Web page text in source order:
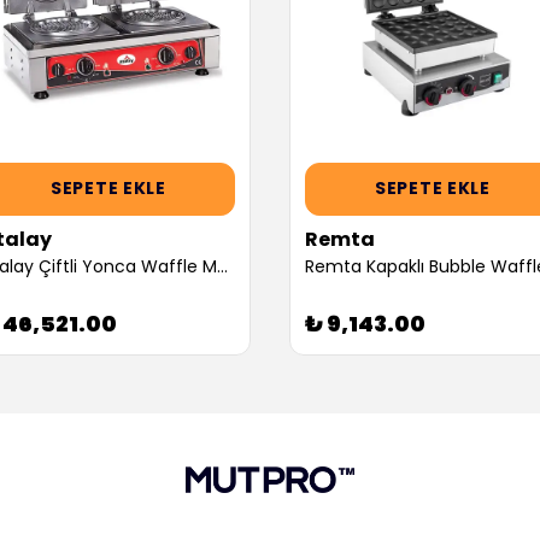
SEPETE EKLE
Atalay Çiftli Yonca Waffle Makinesi, Elektrikli (Servis Garantili)
SEPETE EKLE
Remta
₺ 9,143.00